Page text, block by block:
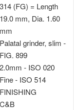
314 (FG) = Length
19.0 mm, Dia. 1.60
mm
Palatal grinder, slim -
FIG. 899
2.0mm - ISO 020
Fine - ISO 514
FINISHING
C&B